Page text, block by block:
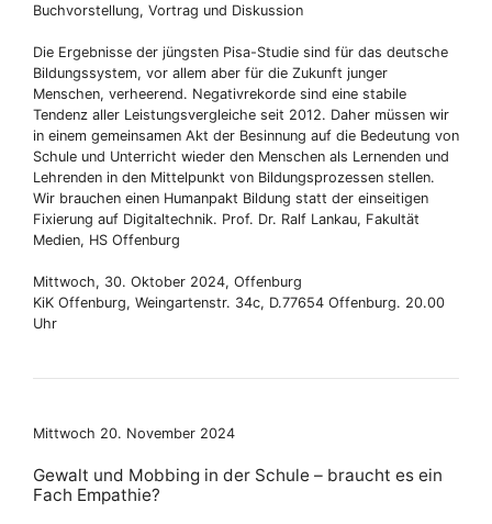
Buchvorstellung, Vortrag und Diskussion
Die Ergebnisse der jüngsten Pisa-Studie sind für das deutsche
Bildungssystem, vor allem aber für die Zukunft junger
Menschen, verheerend. Negativrekorde sind eine stabile
Tendenz aller Leistungsvergleiche seit 2012. Daher müssen wir
in einem gemeinsamen Akt der Besinnung auf die Bedeutung von
Schule und Unterricht wieder den Menschen als Lernenden und
Lehrenden in den Mittelpunkt von Bildungsprozessen stellen.
Wir brauchen einen Humanpakt Bildung statt der einseitigen
Fixierung auf Digitaltechnik. Prof. Dr. Ralf Lankau, Fakultät
Medien, HS Offenburg
Mittwoch, 30. Oktober 2024, Offenburg
KiK Offenburg, Weingartenstr. 34c, D.77654 Offenburg. 20.00
Uhr
Mittwoch 20. November 2024
Gewalt und Mobbing in der Schule – braucht es ein
Fach Empathie?